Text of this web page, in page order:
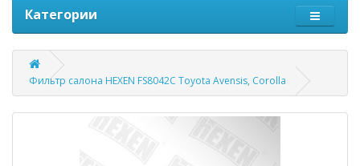
Категории
Фильтр салона HEXEN FS8042C Toyota Avensis, Corolla